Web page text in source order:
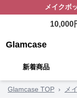
メイクボ
10,000
Glamcase
新着商品
Glamcase TOP › メ